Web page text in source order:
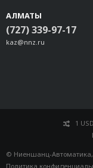
АЛМАТЫ
(727) 339-97-17
kaz@nnz.ru
1
© Ниеншанц-Автоматика,
Политика